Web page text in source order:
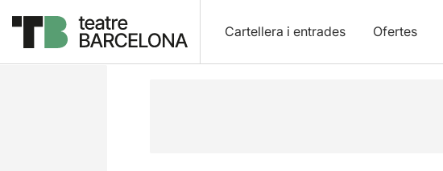
Cartellera i entrades Ofertes